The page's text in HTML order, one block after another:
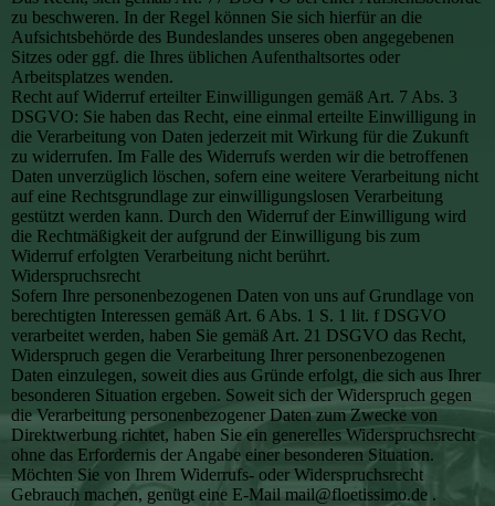
zu beschweren. In der Regel können Sie sich hierfür an die
Aufsichtsbehörde des Bundeslandes unseres oben angegebenen
Sitzes oder ggf. die Ihres üblichen Aufenthaltsortes oder
Arbeitsplatzes wenden.
Recht auf Widerruf erteilter Einwilligungen gemäß Art. 7 Abs. 3
DSGVO: Sie haben das Recht, eine einmal erteilte Einwilligung in
die Verarbeitung von Daten jederzeit mit Wirkung für die Zukunft
zu widerrufen. Im Falle des Widerrufs werden wir die betroffenen
Daten unverzüglich löschen, sofern eine weitere Verarbeitung nicht
auf eine Rechtsgrundlage zur einwilligungslosen Verarbeitung
gestützt werden kann. Durch den Widerruf der Einwilligung wird
die Rechtmäßigkeit der aufgrund der Einwilligung bis zum
Widerruf erfolgten Verarbeitung nicht berührt.
Widerspruchsrecht
Sofern Ihre personenbezogenen Daten von uns auf Grundlage von
berechtigten Interessen gemäß Art. 6 Abs. 1 S. 1 lit. f DSGVO
verarbeitet werden, haben Sie gemäß Art. 21 DSGVO das Recht,
Widerspruch gegen die Verarbeitung Ihrer personenbezogenen
Daten einzulegen, soweit dies aus Gründe erfolgt, die sich aus Ihrer
besonderen Situation ergeben. Soweit sich der Widerspruch gegen
die Verarbeitung personenbezogener Daten zum Zwecke von
Direktwerbung richtet, haben Sie ein generelles Widerspruchsrecht
ohne das Erfordernis der Angabe einer besonderen Situation.
Möchten Sie von Ihrem Widerrufs- oder Widerspruchsrecht
Gebrauch machen, genügt eine E-Mail mail@floetissimo.de .